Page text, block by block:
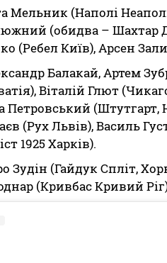
Мельник (Наполі
(обидва – Шахтар
(Ребел Київ), Арсен
Балакай, Артем
Віталій Глют
Петровський (Штутгарт,
(Рух Львів), Василь
1925 Харків).
Зудін (Гайдук Спліт,
(Кривбас Кривий